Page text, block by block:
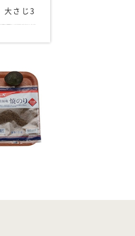
大さじ3